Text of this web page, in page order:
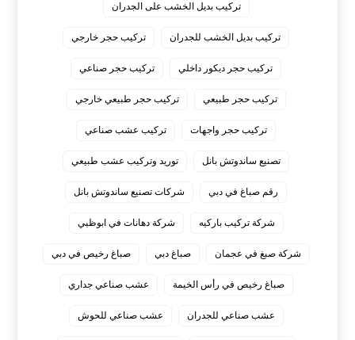
تركيب بديل الخشب على الجدران
تركيب بديل الخشب للجدران تركيب حجر خارجي
تركيب حجر ديكور داخلي تركيب حجر صناعي
تركيب حجر طبيعي تركيب حجر طبيعي خارجي
تركيب حجر واجهات تركيب عشب صناعي
تصنيع ساندوتش بانل توريد وتركيب عشب طبيعي
رقم صباغ في دبي شركات تصنيع ساندوتش بانل
شركة تركيب باركيه شركة دهانات في ابوظبي
شركة صبغ في عجمان صباغ دبي صباغ رخيص في دبي
صباغ رخيص في رأس الخيمة عشب صناعي جداري
عشب صناعي للجدران عشب صناعي للحوش